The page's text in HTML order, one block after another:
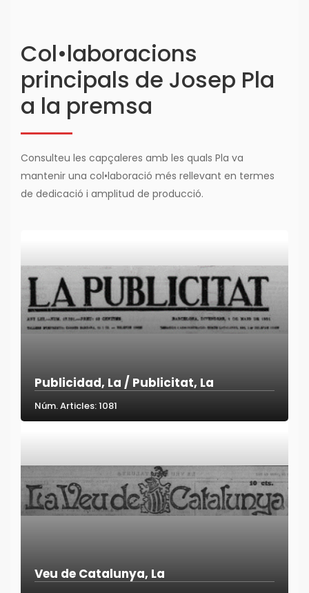
Col•laboracions
principals de Josep Pla
a la premsa
Consulteu les capçaleres amb les quals Pla va
mantenir una col•laboració més rellevant en termes
de dedicació i amplitud de producció.
Publicidad, La / Publicitat, La
Núm. Articles: 1081
Veu de Catalunya, La